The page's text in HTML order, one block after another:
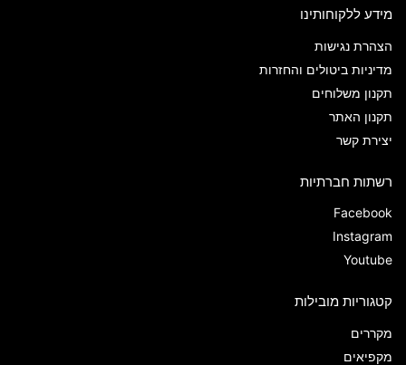
מידע ללקוחותינו
הצהרת נגישות
מדיניות ביטולים והחזרות
תקנון משלוחים
תקנון האתר
יצירת קשר
רשתות חברתיות
Facebook
Instagram
Youtube
קטגוריות מובילות
מקררים
מקפיאים